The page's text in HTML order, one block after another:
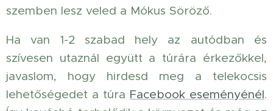
szemben lesz veled a Mókus Söröző.
Ha van 1-2 szabad hely az autódban és
szívesen utaznál együtt a túrára érkezőkkel,
javaslom, hogy hirdesd meg a telekocsis
lehetőségedet a túra Facebook eseményénél.